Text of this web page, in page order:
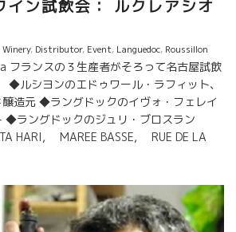
でしょう。 この二人、常に何か新しいワ
っている。 Montpeyrouxモンペイル村に
を大変革させた偉大なるレグリエール醸
た村。 その変革精神は、今もなお次世代
れて、次々と新しいイノベーションが行
イン試飲会： ルクレアシオ
Winery, Distributor, Event, Languedoc, Roussillon
ランスの３生産者がそろって名古屋試飲
ヨンのエドゥワール・ラフィット、
造元 ◆ラングドックのイヴォ・フェレイ
◆ラングドックのジュリ・ブロスラン
BASSE, RUE DE LA